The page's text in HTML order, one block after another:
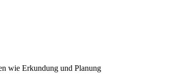
wie Erkundung und Planung